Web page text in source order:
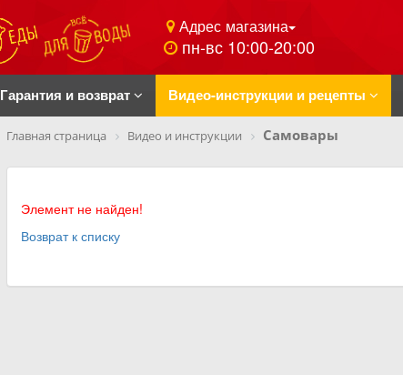
Адрес магазина
пн-вс 10:00-20:00
Гарантия и возврат Видео-инструкции и рецепты
Главная страница Видео и инструкции Самовары
Элемент не найден!
Возврат к списку